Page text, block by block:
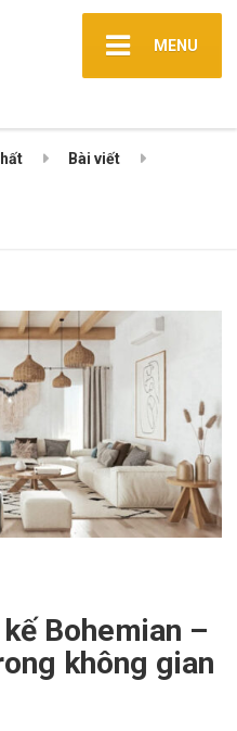
MENU
Bài viết
Bohemian –
không gian